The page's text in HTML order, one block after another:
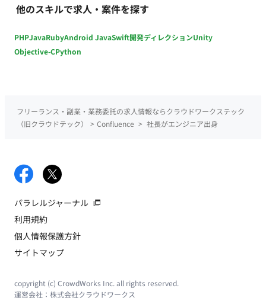
他のスキルで求人・案件を探す
PHPJavaRubyAndroid JavaSwift開発ディレクションUnity
Objective-CPython
フリーランス・副業・業務委託の求人情報ならクラウドワークステック
（旧クラウドテック）
> Confluence > 社長がエンジニア出身
パラレルジャーナル
利用規約
個人情報保護方針
サイトマップ
copyright (c) CrowdWorks Inc. all rights reserved.
運営会社： 株式会社クラウドワークス